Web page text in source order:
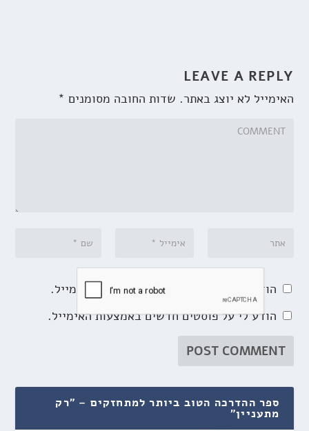
LEAVE A REPLY
האימייל לא יוצג באתר. שדות החובה מסומנים *
הודע לי על תגובות נוספות באמצעות האימייל.
הודע לי על פוסטים חדשים באמצעות האימייל.
ספר ההדרכה הטוב ביותר למתחזקים – "רק
מתעניין"